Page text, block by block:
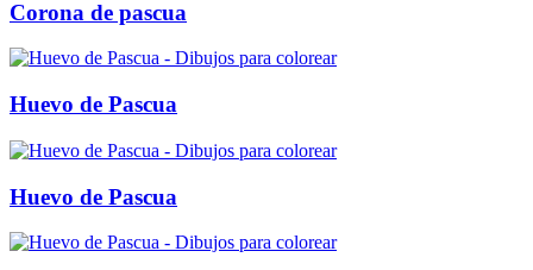
Corona de pascua
Huevo de Pascua
Huevo de Pascua